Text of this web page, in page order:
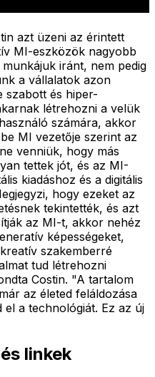
azt üzeni az érintett
MI-eszközök nagyobb
iránt, nem pedig
a vállalatok azon
szabott és hiper-
létrehozni a velük
számára, akkor
MI vezetője szerint az
venniük, hogy más
tettek jót, és az MI-
kiadáshoz és a digitális
hogy ezeket az
tekintették, és azt
az MI-t, akkor nehéz
képességeket,
szakemberré
tud létrehozni
Costin. "A tartalom
az életed feláldozása
el a technológiát. Ez az új
linkek